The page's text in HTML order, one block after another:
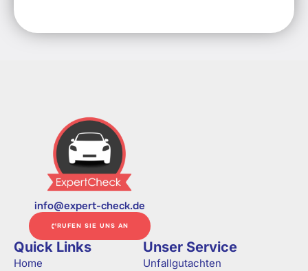
info@expert-check.de
RUFEN SIE UNS AN
Quick Links
Home
Unser Service
Unfallgutachten